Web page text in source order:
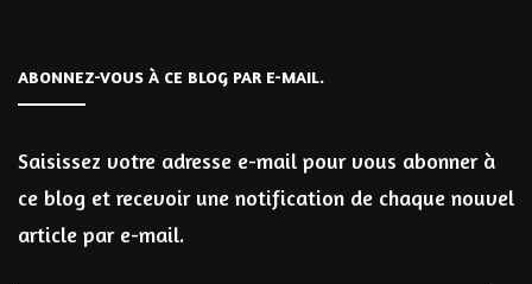
ABONNEZ-VOUS À CE BLOG PAR E-MAIL.
Saisissez votre adresse e-mail pour vous abonner à
ce blog et recevoir une notification de chaque nouvel
article par e-mail.